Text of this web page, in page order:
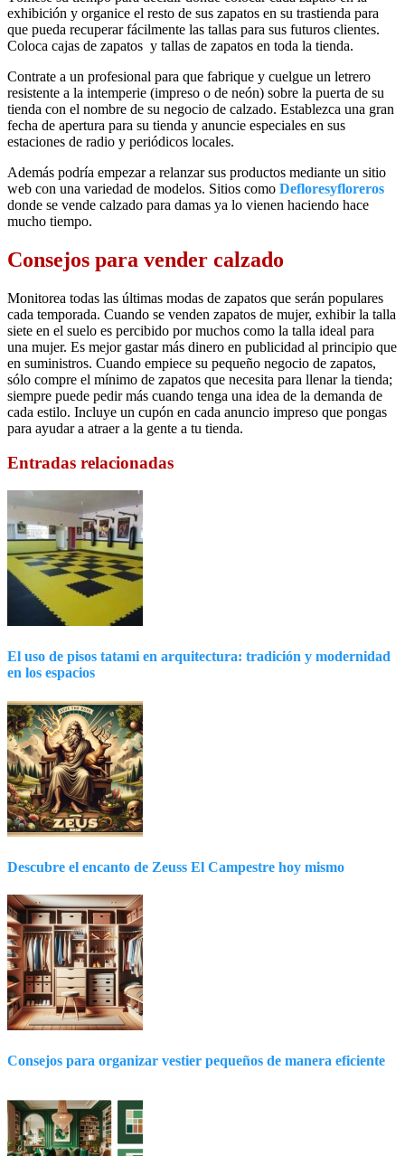
exhibición y organice el resto de sus zapatos en su trastienda para
que pueda recuperar fácilmente las tallas para sus futuros clientes.
Coloca cajas de zapatos y tallas de zapatos en toda la tienda.
Contrate a un profesional para que fabrique y cuelgue un letrero
resistente a la intemperie (impreso o de neón) sobre la puerta de su
tienda con el nombre de su negocio de calzado. Establezca una gran
fecha de apertura para su tienda y anuncie especiales en sus
estaciones de radio y periódicos locales.
Además podría empezar a relanzar sus productos mediante un sitio
web con una variedad de modelos. Sitios como Defloresyfloreros
donde se vende calzado para damas ya lo vienen haciendo hace
mucho tiempo.
Consejos para vender calzado
Monitorea todas las últimas modas de zapatos que serán populares
cada temporada. Cuando se venden zapatos de mujer, exhibir la talla
siete en el suelo es percibido por muchos como la talla ideal para
una mujer. Es mejor gastar más dinero en publicidad al principio que
en suministros. Cuando empiece su pequeño negocio de zapatos,
sólo compre el mínimo de zapatos que necesita para llenar la tienda;
siempre puede pedir más cuando tenga una idea de la demanda de
cada estilo. Incluye un cupón en cada anuncio impreso que pongas
para ayudar a atraer a la gente a tu tienda.
Entradas relacionadas
El uso de pisos tatami en arquitectura: tradición y modernidad
en los espacios
Descubre el encanto de Zeuss El Campestre hoy mismo
Consejos para organizar vestier pequeños de manera eficiente